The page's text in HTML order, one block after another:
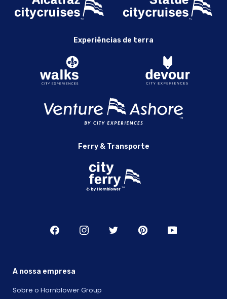
Experiências de terra
Ferry & Transporte
A nossa empresa
Sobre o Hornblower Group